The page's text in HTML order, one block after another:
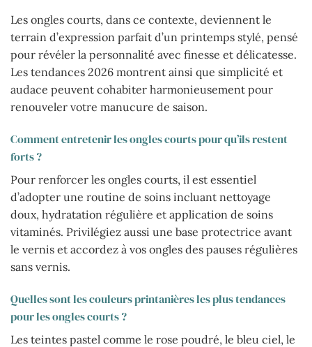
Les ongles courts, dans ce contexte, deviennent le
terrain d’expression parfait d’un printemps stylé, pensé
pour révéler la personnalité avec finesse et délicatesse.
Les tendances 2026 montrent ainsi que simplicité et
audace peuvent cohabiter harmonieusement pour
renouveler votre manucure de saison.
Comment entretenir les ongles courts pour qu’ils restent
forts ?
Pour renforcer les ongles courts, il est essentiel
d’adopter une routine de soins incluant nettoyage
doux, hydratation régulière et application de soins
vitaminés. Privilégiez aussi une base protectrice avant
le vernis et accordez à vos ongles des pauses régulières
sans vernis.
Quelles sont les couleurs printanières les plus tendances
pour les ongles courts ?
Les teintes pastel comme le rose poudré, le bleu ciel, le